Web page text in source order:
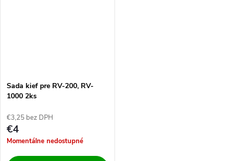
Sada kief pre RV-200, RV-
1000 2ks
€3,25 bez DPH
€4
Momentálne nedostupné